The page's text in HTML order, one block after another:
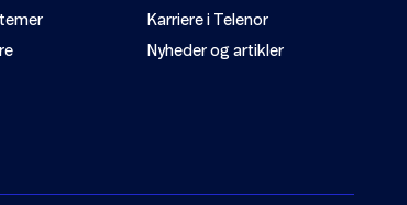
Karriere i Telenor
Nyheder og artikler